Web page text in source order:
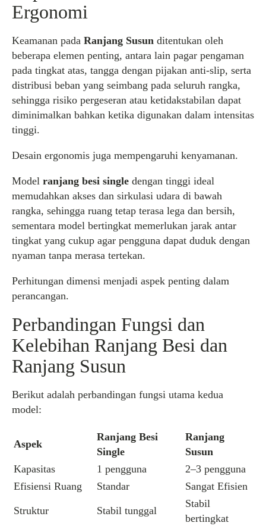
Ergonomi
Keamanan pada Ranjang Susun ditentukan oleh
beberapa elemen penting, antara lain pagar pengaman
pada tingkat atas, tangga dengan pijakan anti-slip, serta
distribusi beban yang seimbang pada seluruh rangka,
sehingga risiko pergeseran atau ketidakstabilan dapat
diminimalkan bahkan ketika digunakan dalam intensitas
tinggi.
Desain ergonomis juga mempengaruhi kenyamanan.
Model ranjang besi single dengan tinggi ideal
memudahkan akses dan sirkulasi udara di bawah
rangka, sehingga ruang tetap terasa lega dan bersih,
sementara model bertingkat memerlukan jarak antar
tingkat yang cukup agar pengguna dapat duduk dengan
nyaman tanpa merasa tertekan.
Perhitungan dimensi menjadi aspek penting dalam
perancangan.
Perbandingan Fungsi dan
Kelebihan Ranjang Besi dan
Ranjang Susun
Berikut adalah perbandingan fungsi utama kedua
model:
Aspek
Ranjang Besi
Single
Ranjang
Susun
Kapasitas
1 pengguna
2–3 pengguna
Efisiensi Ruang
Standar Sangat Efisien
Struktur Stabil tunggal
Stabil
bertingkat